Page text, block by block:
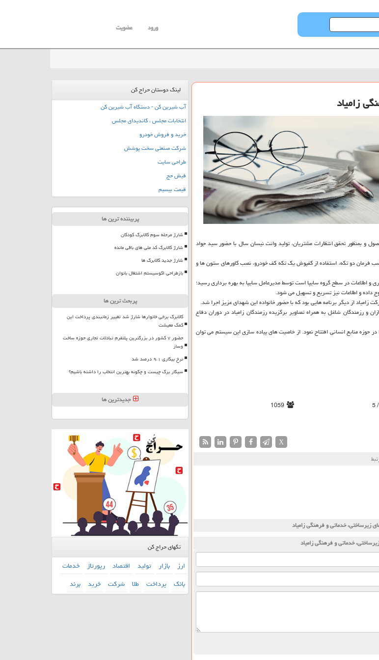
ورود عضویت
زامیاد
و بمنظور تحقق انتظارات مشتریان، تولید وانت نیسان سال با حضور سید جواد
فرمان دو تکه، استفاده از کفپوش یک تکه کف خودرو، نصب کاورهای ستون ها و
و اطلاعات در سطح گروه سایپا است توسط مدیرعامل سایپا به بهره برداری رسید؛
داده و اطلاعات نیز تسریع و تسهیل می شود.
و رزمندگان شاغل به همراه تصاویر برگزیده رزمندگان زامیاد در دوران دفاع
حوزه منابع انسانی افتتاح نمود. از خاصیت های پیاده سازی این سیستم می توان
/ 5
1059
X
زیرساختی، خدماتی و فرهنگی زامیاد
خدماتی و فرهنگی زامیاد
لینک دوستان حراج کن
آب شیرین کن - دستگاه آب شیرین کن
انتخابات مجلس ، کاندیدای مجلس
خرید و فروش خودرو
شرکت صنعتی سخت پوشش
طراحی سایت
فیش حج
قیمت بیسیم
پربیننده ترین ها
شارژ مرحله سوم کالابرگ کودکان
شارژ کالابرگ کد ملی های باقی مانده
شارژ جدید کالابرگ ها
بازطراحی اکوسیستم اشتغال بانوان
پربحث ترین ها
کالابرگ برخی خانوارها شارژ شد تغییر زمانبندی پرداخت این
کمک معیشت
حضور ۷ کشور در بزرگترین پلتفرم تبادلات تجاری حوزه ساخت
وساز
نرخ بیکاری ۹،۱ درصد شد
سیگار برگ چیست و چگونه بهترین انتخاب را داشته باشیم؟
جدیدترین ها
تگهای حراج کن
ارز بازار تولید اقتصاد رپورتاژ خدمات
بانك پرداخت طلا شركت خرید برند